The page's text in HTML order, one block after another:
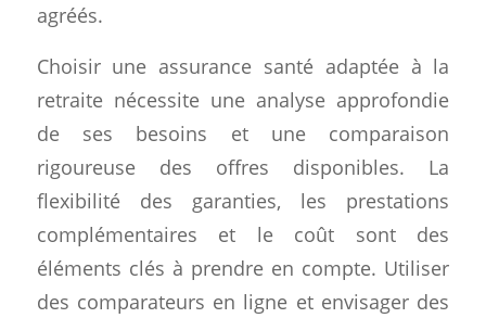
agréés.
Choisir une assurance santé adaptée à la
retraite nécessite une analyse approfondie
de ses besoins et une comparaison
rigoureuse des offres disponibles. La
flexibilité des garanties, les prestations
complémentaires et le coût sont des
éléments clés à prendre en compte. Utiliser
des comparateurs en ligne et envisager des